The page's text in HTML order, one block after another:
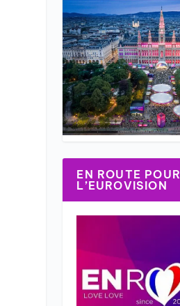
EN ROUTE POUR
L’EUROVISION